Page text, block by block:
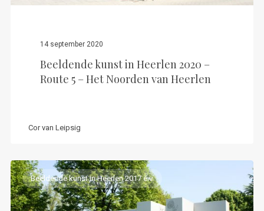
14 september 2020
Beeldende kunst in Heerlen 2020 –
Route 5 – Het Noorden van Heerlen
Cor van Leipsig
Beeldende kunst in Heerlen 2017 e.v.